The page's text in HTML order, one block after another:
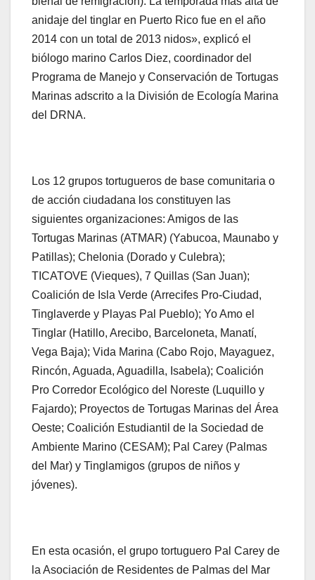
anidaje del tinglar en Puerto Rico fue en el año
2014 con un total de 2013 nidos», explicó el
biólogo marino Carlos Diez, coordinador del
Programa de Manejo y Conservación de Tortugas
Marinas adscrito a la División de Ecología Marina
del DRNA.
Los 12 grupos tortugueros de base comunitaria o
de acción ciudadana los constituyen las
siguientes organizaciones: Amigos de las
Tortugas Marinas (ATMAR) (Yabucoa, Maunabo y
Patillas); Chelonia (Dorado y Culebra);
TICATOVE (Vieques), 7 Quillas (San Juan);
Coalición de Isla Verde (Arrecifes Pro-Ciudad,
Tinglaverde y Playas Pal Pueblo); Yo Amo el
Tinglar (Hatillo, Arecibo, Barceloneta, Manatí,
Vega Baja); Vida Marina (Cabo Rojo, Mayaguez,
Rincón, Aguada, Aguadilla, Isabela); Coalición
Pro Corredor Ecológico del Noreste (Luquillo y
Fajardo); Proyectos de Tortugas Marinas del Área
Oeste; Coalición Estudiantil de la Sociedad de
Ambiente Marino (CESAM); Pal Carey (Palmas
del Mar) y Tinglamigos (grupos de niños y
jóvenes).
En esta ocasión, el grupo tortuguero Pal Carey de
la Asociación de Residentes de Palmas del Mar